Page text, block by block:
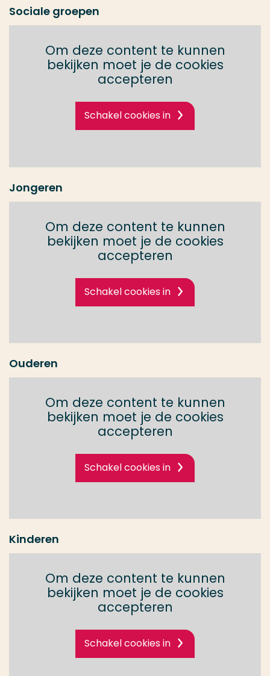
Sociale groepen
Om deze content te kunnen
bekijken moet je de cookies
accepteren
Schakel cookies in
Jongeren
Om deze content te kunnen
bekijken moet je de cookies
accepteren
Schakel cookies in
Ouderen
Om deze content te kunnen
bekijken moet je de cookies
accepteren
Schakel cookies in
Kinderen
Om deze content te kunnen
bekijken moet je de cookies
accepteren
Schakel cookies in